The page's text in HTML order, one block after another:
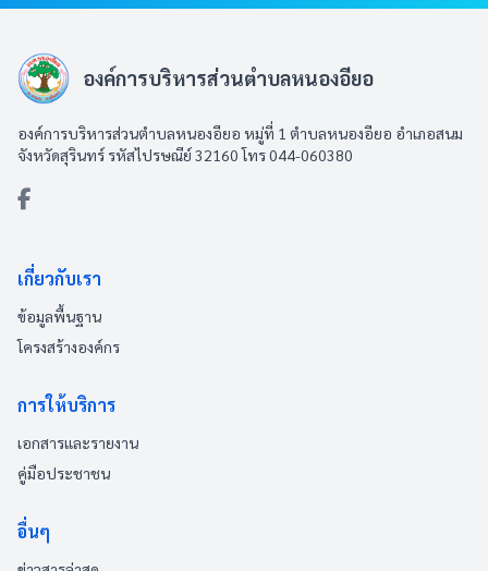
องค์การบริหารส่วนตำบลหนองอียอ
องค์การบริหารส่วนตำบลหนองอียอ หมู่ที่ 1 ตำบลหนองอียอ อำเภอสนม
จังหวัดสุรินทร์ รหัสไปรษณีย์ 32160 โทร 044-060380
เกี่ยวกับเรา
ข้อมูลพื้นฐาน
โครงสร้างองค์กร
การให้บริการ
เอกสารและรายงาน
คู่มือประชาชน
อื่นๆ